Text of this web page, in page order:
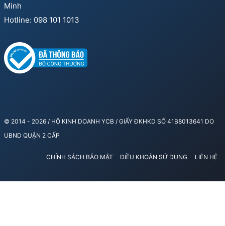
Minh
Hotline: 098 101 1013
© 2014 - 2026 / HỘ KINH DOANH YCB / GIẤY ĐKHKD SỐ 41B8013641 DO
UBND QUẬN 2 CẤP
CHÍNH SÁCH BẢO MẬT ĐIỀU KHOẢN SỬ DỤNG LIÊN HỆ